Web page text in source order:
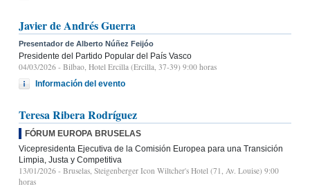
Javier de Andrés Guerra
Presentador de Alberto Núñez Feijóo
Presidente del Partido Popular del País Vasco
04/03/2026 - Bilbao, Hotel Ercilla (Ercilla, 37-39) 9:00 horas
Información del evento
Teresa Ribera Rodríguez
FÓRUM EUROPA BRUSELAS
Vicepresidenta Ejecutiva de la Comisión Europea para una Transición
Limpia, Justa y Competitiva
13/01/2026 - Bruselas, Steigenberger Icon Wiltcher's Hotel (71, Av. Louise) 9:00
horas